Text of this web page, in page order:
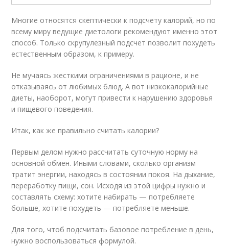
Многие относятся скептически к подсчету калорий, но по
всему миру ведущие диетологи рекомендуют именно этот
способ. Только скрупулезный подсчет позволит похудеть
естественным образом, к примеру.
Не мучаясь жесткими ограничениями в рационе, и не
отказываясь от любимых блюд. А вот низкокалорийные
диеты, наоборот, могут привести к нарушению здоровья
и пищевого поведения.
Итак, как же правильно считать калории?
Первым делом нужно рассчитать суточную норму на
основной обмен. Иными словами, сколько организм
тратит энергии, находясь в состоянии покоя. На дыхание,
переработку пищи, сон. Исходя из этой цифры нужно и
составлять схему: хотите набирать — потребляете
больше, хотите похудеть — потребляете меньше.
Для того, чтоб подсчитать базовое потребление в день,
нужно воспользоваться формулой.